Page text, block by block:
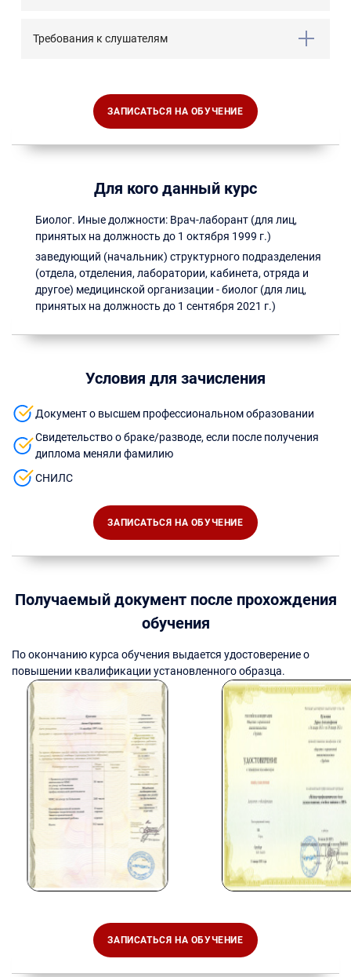
Требования к слушателям
ЗАПИСАТЬСЯ НА ОБУЧЕНИЕ
Для кого данный курс
Биолог. Иные должности: Врач-лаборант (для лиц,
принятых на должность до 1 октября 1999 г.)
заведующий (начальник) структурного подразделения
(отдела, отделения, лаборатории, кабинета, отряда и
другое) медицинской организации - биолог (для лиц,
принятых на должность до 1 сентября 2021 г.)
Условия для зачисления
Документ о высшем профессиональном образовании
Свидетельство о браке/разводе, если после получения
диплома меняли фамилию
СНИЛС
ЗАПИСАТЬСЯ НА ОБУЧЕНИЕ
Получаемый документ после прохождения
обучения
По окончанию курса обучения выдается удостоверение о
повышении квалификации установленного образца.
ЗАПИСАТЬСЯ НА ОБУЧЕНИЕ